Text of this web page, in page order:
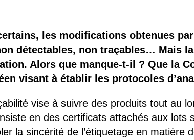
Il y a semence…. et
Quels sont les
les modifications obtenues
détectables, non traçables… Mais
Alors que manque-t-il ? Que la
visant à établir les protocoles
vise à suivre des produits tout au
en des certificats attachés aux lots
la sincérité de l’étiquetage en